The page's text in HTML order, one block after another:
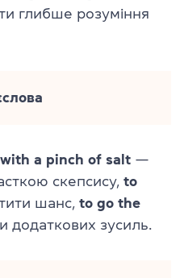
глибше розуміння
a pinch of salt —
скепсису, to
шанс, to go the
додаткових зусиль.